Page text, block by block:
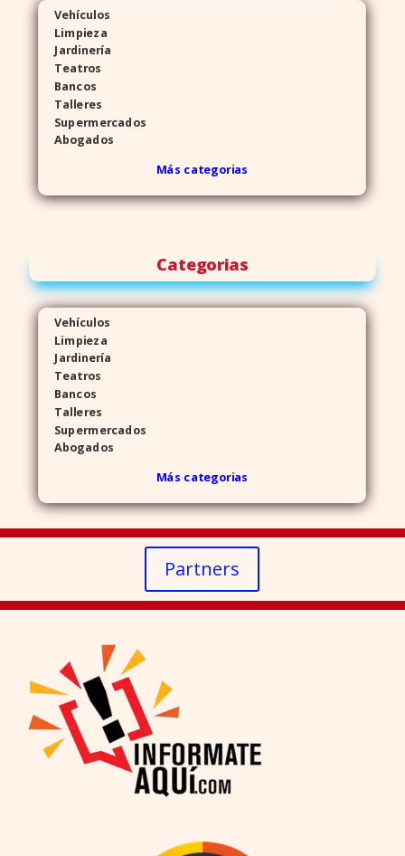
Vehículos
Limpieza
Jardinería
Teatros
Bancos
Talleres
Supermercados
Abogados
Más categorias
Categorias
Vehículos
Limpieza
Jardinería
Teatros
Bancos
Talleres
Supermercados
Abogados
Más categorias
Partners